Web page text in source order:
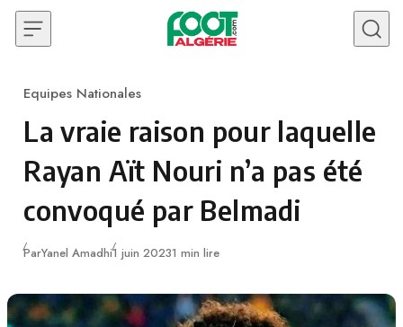
Skip to content
Category
Equipes Nationales
La vraie raison pour laquelle
Rayan Aït Nouri n’a pas été
convoqué par Belmadi
ParYanel AmadhiPublié
1 juin 20231 min lire